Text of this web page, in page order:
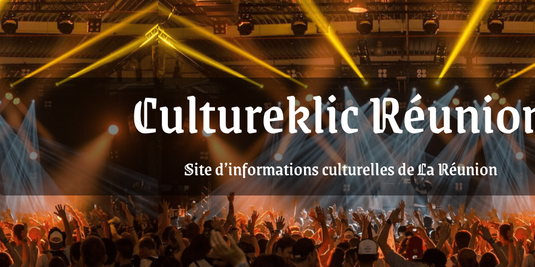
Cultureklic
Site d’informations culturelles de La Réunion